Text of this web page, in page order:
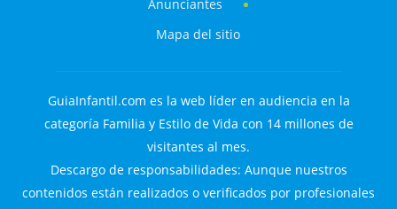
Anunciantes
Mapa del sitio
GuiaInfantil.com es la web líder en audiencia en la
categoría Familia y Estilo de Vida con 14 millones de
visitantes al mes.
Descargo de responsabilidades: Aunque nuestros
contenidos están realizados o verificados por profesionales